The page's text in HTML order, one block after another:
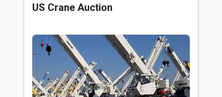
US Crane Auction